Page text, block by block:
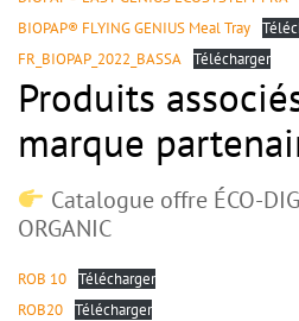
BIOPAP® FLYING GENIUS Meal Tray
FR_BIOPAP_2022_BASSA Télécharger
Produits
marque
Catalogue offre ÉCO-
ORGANIC
ROB 10 Télécharger
ROB20 Télécharger